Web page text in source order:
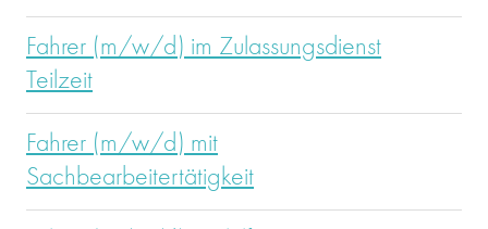
Fahrer (m/w/d) im Zulassungsdienst
Teilzeit
Fahrer (m/w/d) mit
Sachbearbeitertätigkeit